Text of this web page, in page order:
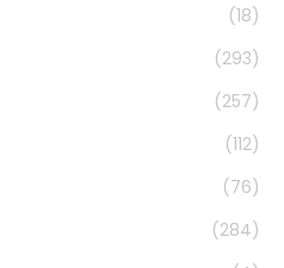
(18)
(293)
(257)
(112)
(76)
(284)